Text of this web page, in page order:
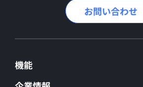
お問い合わせ
機能